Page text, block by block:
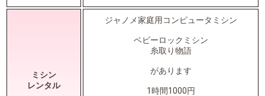
ミシン
レンタル
ジャノメ家庭用コンピュータミシン
ベビーロックミシン
糸取り物語
があります
1時間1000円